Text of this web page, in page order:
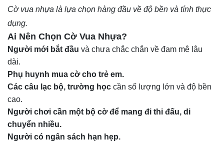
Cờ vua nhựa là lựa chọn hàng đầu về độ bền và tính thực
dụng.
Ai Nên Chọn Cờ Vua Nhựa?
Người mới bắt đầu và chưa chắc chắn về đam mê lâu
dài.
Phụ huynh mua cờ cho trẻ em.
Các câu lạc bộ, trường học cần số lượng lớn và độ bền
cao.
Người chơi cần một bộ cờ để mang đi thi đấu, di
chuyển nhiều.
Người có ngân sách hạn hẹp.